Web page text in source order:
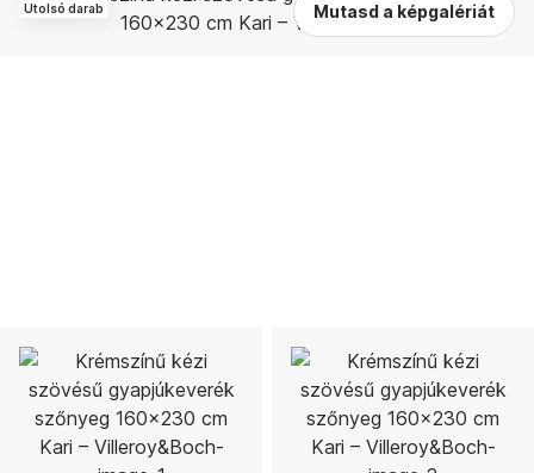
Mutasd a képgalériát
Utolsó darab